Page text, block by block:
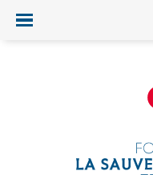
Ouvrir/fermer le menu